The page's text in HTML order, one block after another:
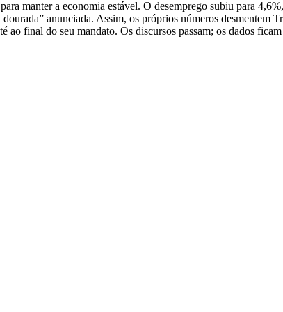
manter a economia estável. O desemprego subiu para
anunciada. Assim, os próprios números desmentem
ao final do seu mandato. Os discursos passam; os dados